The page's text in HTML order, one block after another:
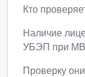
Кто
Наличие
УБЭП при
Проверку